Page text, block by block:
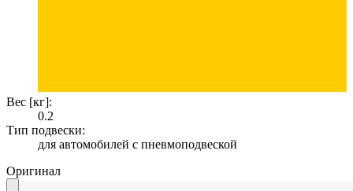
Вес [кг]:
0.2
Тип подвески:
для автомобилей с пневмоподвеской
Оригинал